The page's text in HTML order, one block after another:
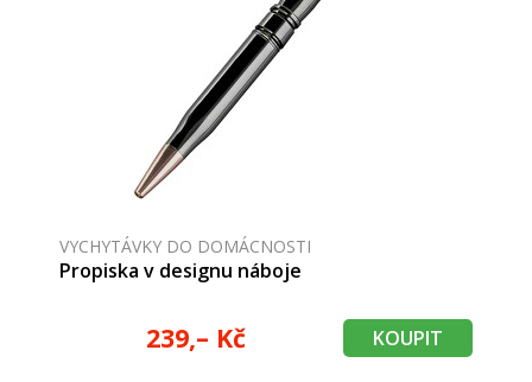
VYCHYTÁVKY DO DOMÁCNOSTI
Propiska v designu náboje
239,– Kč KOUPIT